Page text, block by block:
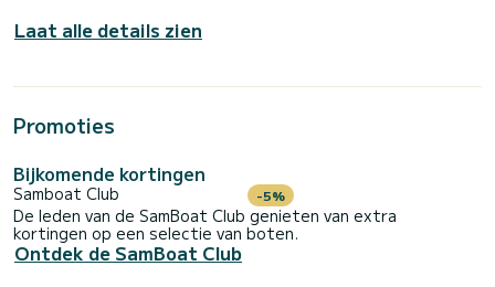
Laat alle details zien
Promoties
Bijkomende kortingen
Samboat Club -5%
De leden van de SamBoat Club genieten van extra
kortingen op een selectie van boten.
Ontdek de SamBoat Club